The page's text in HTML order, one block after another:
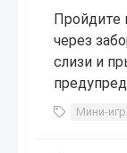
Пройдите
через
слизи и
Мини-